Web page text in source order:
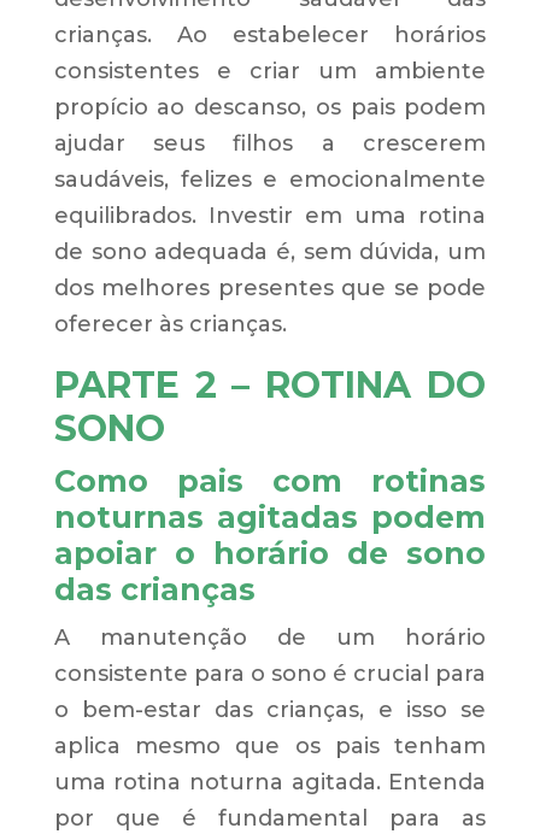
crianças. Ao estabelecer horários
consistentes e criar um ambiente
propício ao descanso, os pais podem
ajudar seus filhos a crescerem
saudáveis, felizes e emocionalmente
equilibrados. Investir em uma rotina
de sono adequada é, sem dúvida, um
dos melhores presentes que se pode
oferecer às crianças.
PARTE 2 – ROTINA DO
SONO
Como pais com rotinas
noturnas agitadas podem
apoiar o horário de sono
das crianças
A manutenção de um horário
consistente para o sono é crucial para
o bem-estar das crianças, e isso se
aplica mesmo que os pais tenham
uma rotina noturna agitada. Entenda
por que é fundamental para as